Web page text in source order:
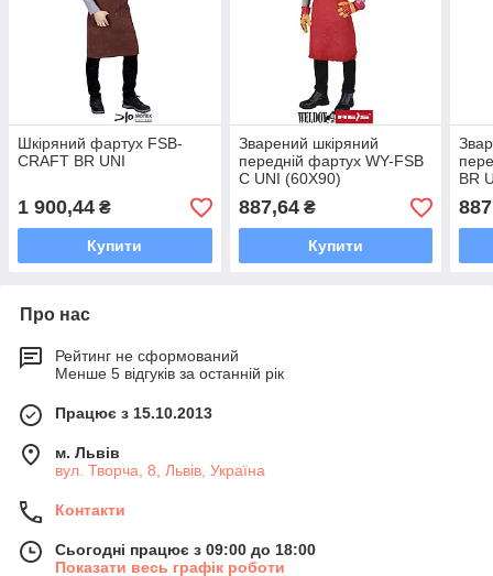
Шкіряний фартух FSB-
CRAFT BR UNI
1 900,44 ₴
Купити
Зварений шкіряний
передній фартух WY-FSB
C UNI (60X90)
887,64₴
Купити
BR
Про нас
Рейтинг не сформований
Менше 5 відгуків за останній рік
Працює з 15.10.2013
м. Львів
вул. Творча, 8, Львів, Україна
Контакти
Сьогодні працює з 09:00 до 18:00
Показати весь графік роботи